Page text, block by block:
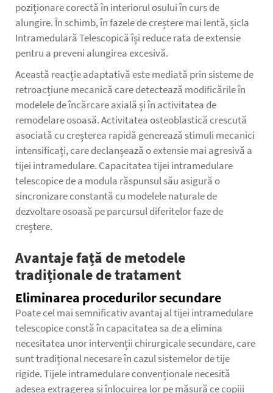
poziționare corectă în interiorul osului în curs de
alungire. În schimb, în fazele de creștere mai lentă,șicla
Intramedulară Telescopicăîși reduce rata de extensie
pentru a preveni alungirea excesivă.
Această reacție adaptativă este mediată prin sisteme de
retroacțiune mecanică care detectează modificările în
modelele de încărcare axială și în activitatea de
remodelare osoasă. Activitatea osteoblastică crescută
asociată cu creșterea rapidă generează stimuli mecanici
intensificați, care declanșează o extensie mai agresivă a
tijei intramedulare. Capacitatea tijei intramedulare
telescopice de a modula răspunsul său asigură o
sincronizare constantă cu modelele naturale de
dezvoltare osoasă pe parcursul diferitelor faze de
creștere.
Avantaje față de metodele
tradiționale de tratament
Eliminarea procedurilor secundare
Poate cel mai semnificativ avantaj al tijei intramedulare
telescopice constă în capacitatea sa de a elimina
necesitatea unor intervenții chirurgicale secundare, care
sunt tradițional necesare în cazul sistemelor de tije
rigide. Tijele intramedulare convenționale necesită
adesea extragerea și înlocuirea lor pe măsură ce copiii